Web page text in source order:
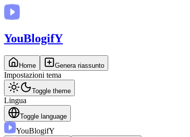
YouBlogifY
Home Genera riassunto
Impostazioni tema
Toggle theme
Lingua
Toggle language
YouBlogifY